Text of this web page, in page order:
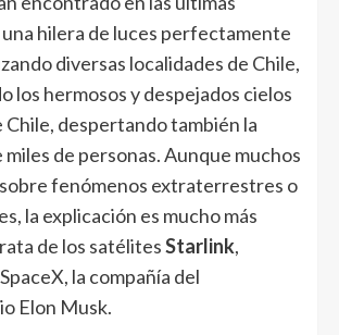
una hilera de luces perfectamente
diversas localidades de Chile,
los hermosos y despejados cielos
despertando también la
de personas. Aunque muchos
fenómenos extraterrestres o
la explicación es mucho más
de los satélitesStarlink,
la compañía del
Elon Musk.